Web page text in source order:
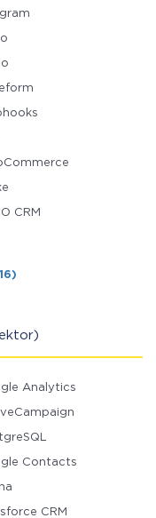
CRM
Analytics
Contacts
CRM